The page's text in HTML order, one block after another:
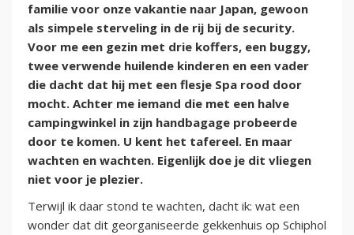
familie voor onze vakantie naar Japan, gewoon
als simpele sterveling in de rij bij de security.
Voor me een gezin met drie koffers, een buggy,
twee verwende huilende kinderen en een vader
die dacht dat hij met een flesje Spa rood door
mocht. Achter me iemand die met een halve
campingwinkel in zijn handbagage probeerde
door te komen. U kent het tafereel. En maar
wachten en wachten. Eigenlijk doe je dit vliegen
niet voor je plezier.
Terwijl ik daar stond te wachten, dacht ik: wat een
wonder dat dit georganiseerde gekkenhuis op Schiphol